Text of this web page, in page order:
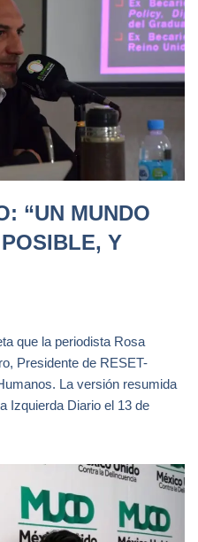
“UN MUNDO
Y
que la periodista Rosa
Presidente de RESET-
La versión resumida
Izquierda Diario el 13 de